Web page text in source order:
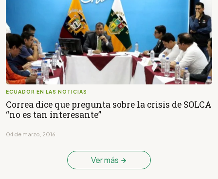
ECUADOR EN LAS NOTICIAS
Correa dice que pregunta sobre la crisis de SOLCA
“no es tan interesante”
04 de marzo, 2016
Ver más